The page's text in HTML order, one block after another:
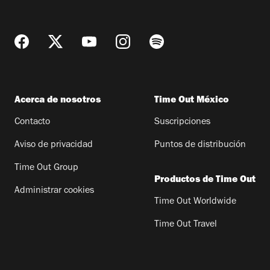
Acerca de nosotros
Contacto
Aviso de privacidad
Time Out Group
Administrar cookies
Time Out México
Suscripciones
Puntos de distribución
Productos de Time Out
Time Out Worldwide
Time Out Travel